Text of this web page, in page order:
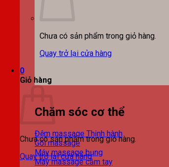
Chưa có sản phẩm trong giỏ hàng.
Quay trở lại cửa hàng
0
Giỏ hàng
Chưa có sản phẩm trong giỏ hàng.
Quay trở lại cửa hàng
Chăm sóc cơ thể
Đệm massage
Gối massage
Máy massage bụng
Máy massage cầm tay